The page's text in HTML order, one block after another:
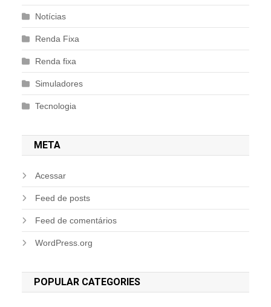
Notícias
Renda Fixa
Renda fixa
Simuladores
Tecnologia
META
Acessar
Feed de posts
Feed de comentários
WordPress.org
POPULAR CATEGORIES